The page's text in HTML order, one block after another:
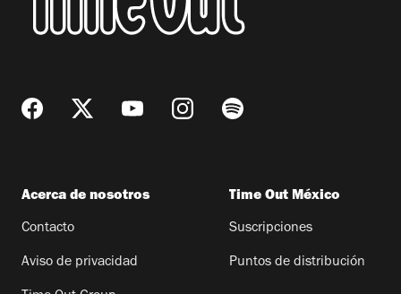
Acerca de nosotros
Contacto
Aviso de privacidad
Time Out México
Suscripciones
Puntos de distribución